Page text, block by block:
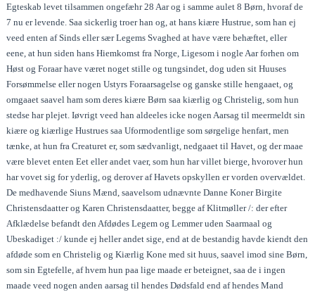
Egteskab levet tilsammen ongefæhr 28 Aar og i samme aulet 8 Børn, hvoraf de
7 nu er levende. Saa sickerlig troer han og, at hans kiære Hustrue, som han ej
veed enten af Sinds eller sær Legems Svaghed at have være behæftet, eller
eene, at hun siden hans Hiemkomst fra Norge, Ligesom i nogle Aar forhen om
Høst og Foraar have været noget stille og tungsindet, dog uden sit Huuses
Forsømmelse eller nogen Ustyrs Foraarsagelse og ganske stille hengaaet, og
omgaaet saavel ham som deres kiære Børn saa kiærlig og Christelig, som hun
stedse har plejet. Iøvrigt veed han aldeeles icke nogen Aarsag til meermeldt sin
kiære og kiærlige Hustrues saa Uformodentlige som sørgelige henfart, men
tænke, at hun fra Creaturet er, som sædvanligt, nedgaaet til Havet, og der maae
være blevet enten Eet eller andet vaer, som hun har villet bierge, hvorover hun
har vovet sig for yderlig, og derover af Havets opskyllen er vorden overvældet.
De medhavende Siuns Mænd, saavelsom udnævnte Danne Koner Birgite
Christensdaatter og Karen Christensdaatter, begge af Klitmøller /: der efter
Afklædelse befandt den Afdødes Legem og Lemmer uden Saarmaal og
Ubeskadiget :/ kunde ej heller andet sige, end at de bestandig havde kiendt den
afdøde som en Christelig og Kiærlig Kone med sit huus, saavel imod sine Børn,
som sin Egtefelle, af hvem hun paa lige maade er beteignet, saa de i ingen
maade veed nogen anden aarsag til hendes Dødsfald end af hendes Mand